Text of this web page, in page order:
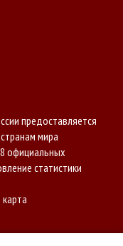
предоставляется
мира
официальных
статистики